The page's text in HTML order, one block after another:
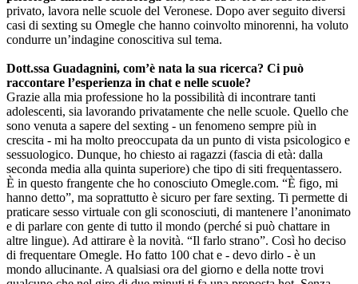
privato, lavora nelle scuole del Veronese. Dopo aver seguito diversi
casi di sexting su Omegle che hanno coinvolto minorenni, ha voluto
condurre un’indagine conoscitiva sul tema.
Dott.ssa Guadagnini, com’è nata la sua ricerca? Ci può
raccontare l’esperienza in chat e nelle scuole?
Grazie alla mia professione ho la possibilità di incontrare tanti
adolescenti, sia lavorando privatamente che nelle scuole. Quello che
sono venuta a sapere del sexting - un fenomeno sempre più in
crescita - mi ha molto preoccupata da un punto di vista psicologico e
sessuologico. Dunque, ho chiesto ai ragazzi (fascia di età: dalla
seconda media alla quinta superiore) che tipo di siti frequentassero.
È in questo frangente che ho conosciuto Omegle.com. “È figo, mi
hanno detto”, ma soprattutto è sicuro per fare sexting. Ti permette di
praticare sesso virtuale con gli sconosciuti, di mantenere l’anonimato
e di parlare con gente di tutto il mondo (perché si può chattare in
altre lingue). Ad attirare è la novità. “Il farlo strano”. Così ho deciso
di frequentare Omegle. Ho fatto 100 chat e - devo dirlo - è un
mondo allucinante. A qualsiasi ora del giorno e della notte trovi